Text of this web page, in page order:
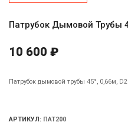
Патрубок Дымовой Трубы
10 600 ₽
Патрубок дымовой трубы 45°, 0,66м,
АРТИКУЛ: ПАТ200